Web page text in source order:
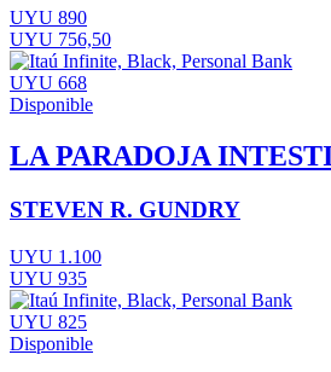
UYU 890
UYU 756,50
UYU 668
Disponible
LA PARADOJA
STEVEN R. GUNDRY
UYU 1.100
UYU 935
UYU 825
Disponible